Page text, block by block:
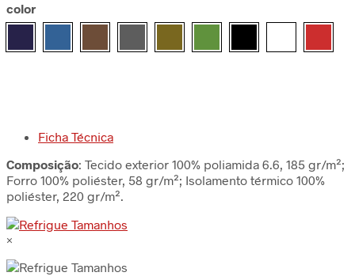
color
Ficha Técnica
Composição: Tecido exterior 100% poliamida 6.6, 185 gr/m²;
Forro 100% poliéster, 58 gr/m²; Isolamento térmico 100%
poliéster, 220 gr/m².
×